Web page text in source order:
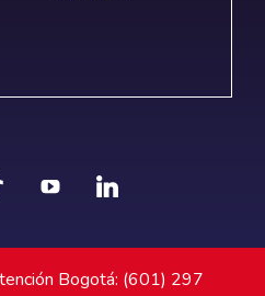
Bogotá: (601) 297